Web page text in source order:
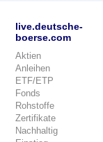
live.deutsche-
boerse.com
Aktien
Anleihen
ETF/ETP
Fonds
Rohstoffe
Zertifikate
Nachhaltig